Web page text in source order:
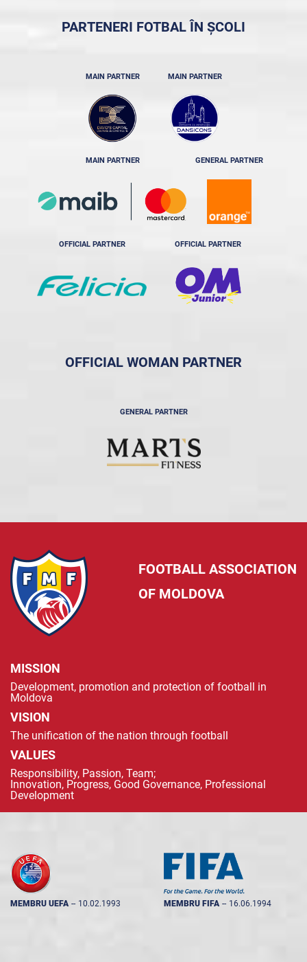
PARTENERI FOTBAL ÎN ȘCOLI
MAIN PARTNER MAIN PARTNER
MAIN PARTNER GENERAL PARTNER
OFFICIAL PARTNER OFFICIAL PARTNER
OFFICIAL WOMAN PARTNER
GENERAL PARTNER
FOOTBALL ASSOCIATION
OF MOLDOVA
MISSION
Development, promotion and protection of football in
Moldova
VISION
The unification of the nation through football
VALUES
Responsibility, Passion, Team;
Innovation, Progress, Good Governance, Professional
Development
MEMBRU UEFA -- 10.02.1993 MEMBRU FIFA -- 16.06.1994